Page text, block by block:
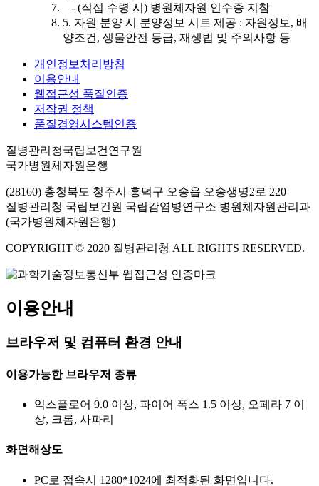
- (직접 수령 시) 병원체자원 인수증 지참
5. 자원 분양 시 분양정보 시트 제공 : 자원정보, 배
양조건, 생물안전 등급, 재생법 및 주의사항 등
개인정보처리방침
이용안내
웹접근성 품질인증
저작권 정책
품질경영시스템인증
질병관리청국립보건연구원
국가병원체자원은행
(28160) 충청북도 청주시 흥덕구 오송읍 오송생명2로 220
질병관리청 국립보건원 국립감염병연구소 병원체자원관리과
(국가병원체자원은행)
COPYRIGHT © 2020 질병관리청 ALL RIGHTS RESERVED.
이용안내
브라우저 및 컴퓨터 환경 안내
이용가능한 브라우저 종류
익스플로어 9.0 이상, 파이어 폭스 1.5 이상, 오페라 7 이
상, 크롬, 사파리
화면해상도
PC로 접속시 1280*1024에 최적화된 화면입니다.